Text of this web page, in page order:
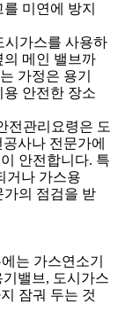
미연에 방지
시가스를 사용하
의 메인 밸브까
가정은 용기
안전한 장소
전관리요령은 도
사나 전문가에
안전합니다. 특
거나 가스용
가의 점검을 받
는 가스연소기
기밸브, 도시가스
잠궈 두는 것